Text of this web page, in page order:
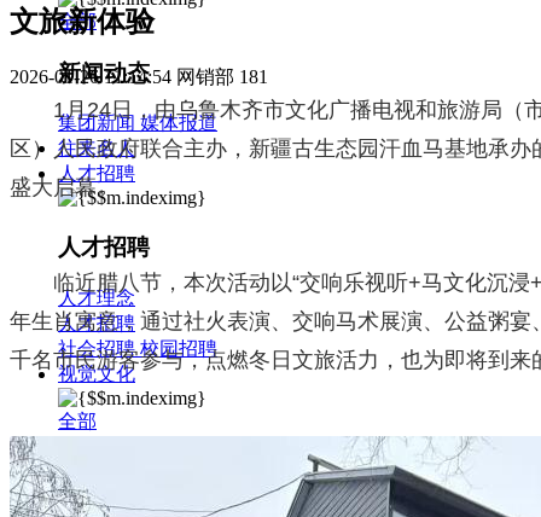
全部
新闻动态
集团新闻 媒体报道
往来名人
人才招聘
人才招聘
人才理念
人才招聘
社会招聘 校园招聘
视觉文化
全部
视觉文化
文旅新体验
2026-01-26 11:14:54 网销部 181
1月24日，由乌鲁木齐市文化广播电视和旅游局（
区）人民政府联合主办，新疆古生态园汗血马基地承
盛大启幕。
临近腊八节，本次活动以“交响乐视听+马文化沉
年生肖寓意，通过社火表演、交响马术展演、公益粥
千名市民游客参与，点燃冬日文旅活力，也为即将到